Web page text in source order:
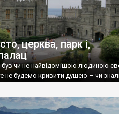
церква, парк і,
чи не найвідомішою людиною
не будемо кривити душею – чи